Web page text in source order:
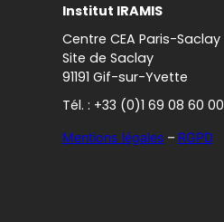
Institut IRAMIS
Centre CEA Paris-Saclay
Site de Saclay
91191 Gif-sur-Yvette
Tél. : +33 (0)1 69 08 60 00
Mentions légales – RGPD